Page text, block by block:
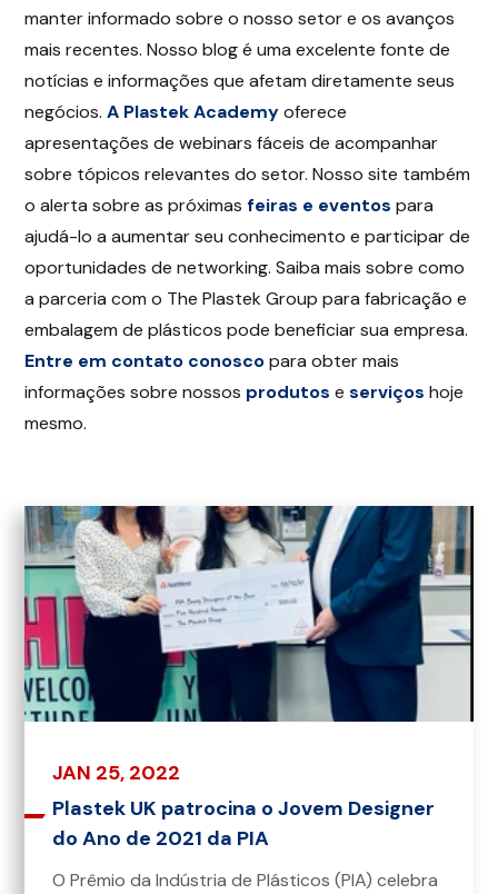
manter informado sobre o nosso setor e os avanços
mais recentes. Nosso blog é uma excelente fonte de
notícias e informações que afetam diretamente seus
negócios. A Plastek Academyoferece
apresentações de webinars fáceis de acompanhar
sobre tópicos relevantes do setor. Nosso site também
o alerta sobre as próximas feiras e eventos para
ajudá-lo a aumentar seu conhecimento e participar de
oportunidades de networking. Saiba mais sobre como
a parceria com o The Plastek Group para fabricação e
embalagem de plásticos pode beneficiar sua empresa.
Entre em contato conoscopara obter mais
informações sobre nossos produtos e serviços hoje
mesmo.
JAN 25, 2022
Plastek UK patrocina o Jovem Designer
do Ano de 2021 da PIA
O Prêmio da Indústria de Plásticos (PIA) celebra